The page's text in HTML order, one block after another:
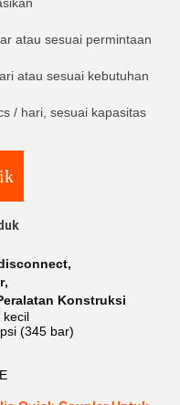
atau sesuai permintaan
atau sesuai kebutuhan
/ hari, sesuai kapasitas
,
,
Konstruksi
kecil
(345 bar)